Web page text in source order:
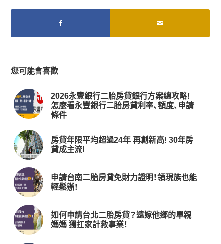
您可能會喜歡
2026永豐銀行二胎房貸銀行方案總攻略！
怎麼看永豐銀行二胎房貸利率、額度、申請
條件
房貸年限平均超過24年 再創新高! 30年房
貸成主流!
申請台南二胎房貸免財力證明！領現族也能
輕鬆辦！
如何申請台北二胎房貸？遠嫁他鄉的單親
媽媽 獨扛家計救事業！